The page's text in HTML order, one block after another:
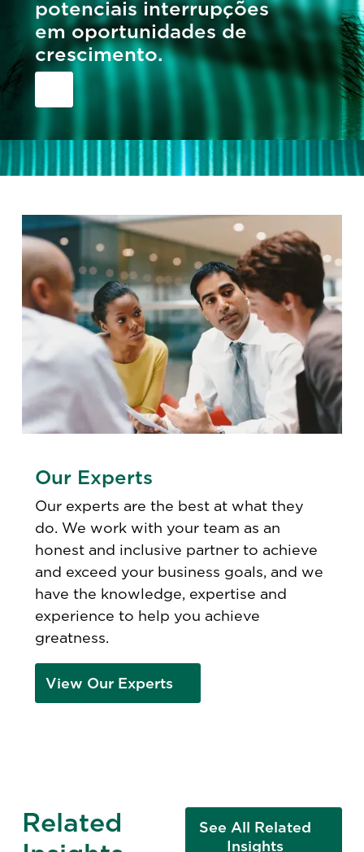
potenciais interrupções
em oportunidades de
crescimento.
Our Experts
Our experts are the best at what they
do. We work with your team as an
honest and inclusive partner to achieve
and exceed your business goals, and we
have the knowledge, expertise and
experience to help you achieve
greatness.
View Our Experts
Related
See All Related
Insights